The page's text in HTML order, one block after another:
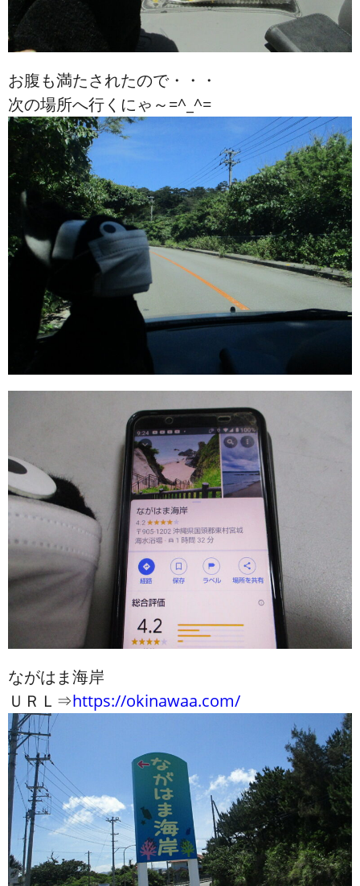
お腹も満たされたので・・・
次の場所へ行くにゃ～=^_^=
ながはま海岸
ＵＲＬ⇒https://okinawaa.com/